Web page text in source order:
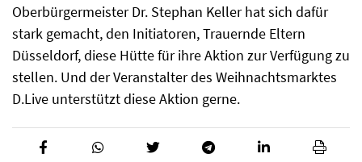
Oberbürgermeister Dr. Stephan Keller hat sich dafür
stark gemacht, den Initiatoren, Trauernde Eltern
Düsseldorf, diese Hütte für ihre Aktion zur Verfügung zu
stellen. Und der Veranstalter des Weihnachtsmarktes
D.Live unterstützt diese Aktion gerne.